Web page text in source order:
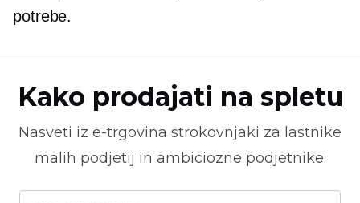
potrebe.
Kako prodajati na spletu
Nasveti iz e-trgovina strokovnjaki za lastnike
malih podjetij in ambiciozne podjetnike.